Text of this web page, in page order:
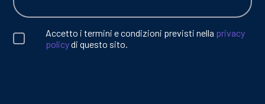
Accetto i termini e condizioni previsti nella privacy
policydi questo sito.